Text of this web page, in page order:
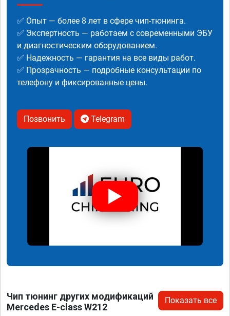
✅ Опыт — более 8 лет в сфере чип-тюнинга.
✅ Экспертность — работаем с современными ЭБУ
и диагностическим оборудованием.
✅ Надежность — гарантия на все виды работ.
✅ Прозрачность — подробные консультации по
телефону и фиксированные цены.
Позвонить Telegram
Чип тюнинг других модификаций
Mercedes E-class W212
Показать все